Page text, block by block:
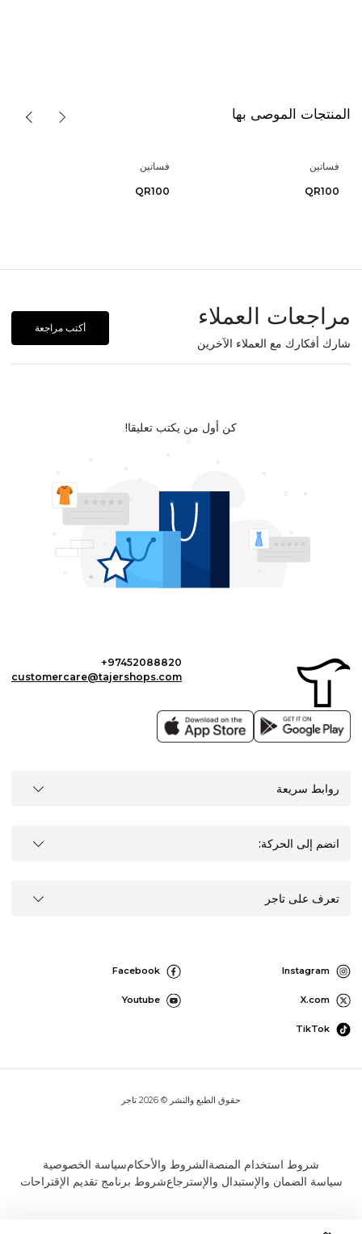
المنتجات الموصى بها
فساتين
QR100
فساتين
QR100
مراجعات العملاء
شارك أفكارك مع العملاء الآخرين
أكتب مراجعة
كن أول من يكتب تعليقا!
+97452088820
customercare@tajershops.com
روابط سريعة
انضم إلى الحركة:
تعرف على تاجر
Instagram
Facebook
X.com
Youtube
TikTok
حقوق الطبع والنشر © 2026 تاجر
شروط استخدام المنصةالشروط والأحكامسياسة الخصوصية
سياسة الضمان والإستبدال والإسترجاعشروط برنامج تقديم الإقتراحات